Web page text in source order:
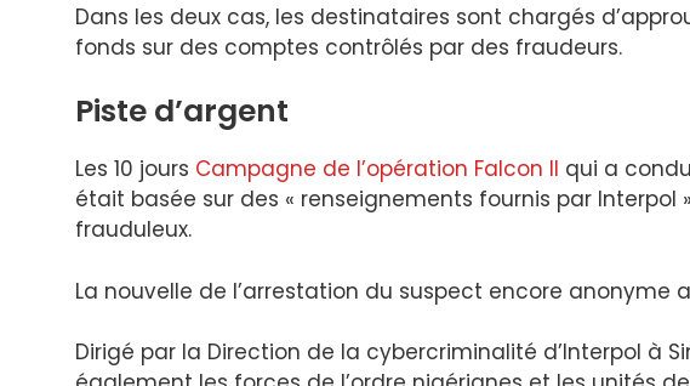
Dans les deux cas, les destinataires sont chargés
fonds sur des comptes contrôlés par des fraudeurs.
Piste d’argent
Les 10 jours Campagne de l’opération Falcon II qui a
était basée sur des « renseignements fournis par
frauduleux.
La nouvelle de l’arrestation du suspect encore anonyme
Dirigé par la Direction de la cybercriminalité d’Interpol à